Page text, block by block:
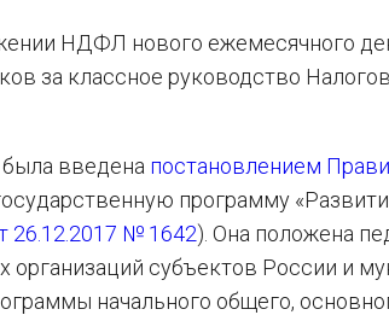
НДФЛ нового ежемесячного
за классное руководство
введена постановлением
программу
26.12.2017 № 1642). Она положена
организаций субъектов России и
начального общего,